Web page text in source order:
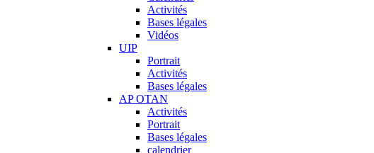
Activités
Bases légales
Vidéos
UIP
Portrait
Activités
Bases légales
AP OTAN
Activités
Portrait
Bases légales
calendrier